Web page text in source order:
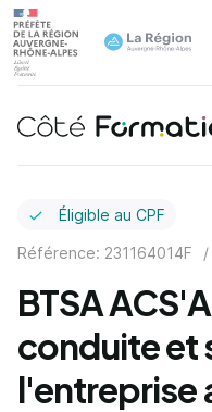
Éligible au CPF
Référence: 231164014F /
BTSA
conduite et
l'entreprise